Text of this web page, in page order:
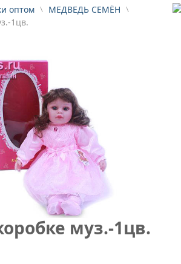
оптом
МЕДВЕДЬ СЕМЁН
1цв.
муз.-1цв.